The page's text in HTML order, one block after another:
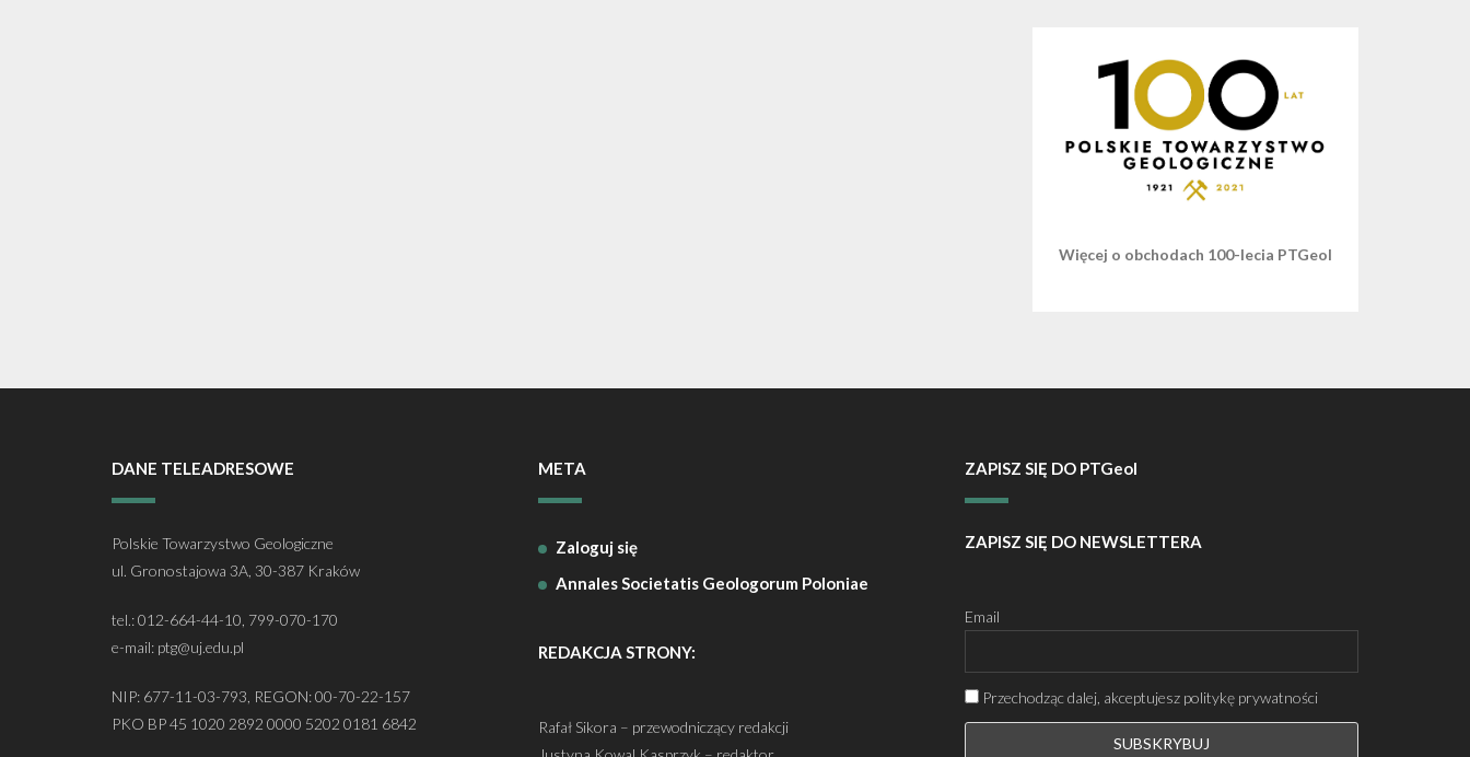
Więcej o obchodach 100-lecia PTGeol
DANE TELEADRESOWE
Polskie Towarzystwo Geologiczne
ul. Gronostajowa 3A, 30-387 Kraków
tel.: 012-664-44-10, 799-070-170
e-mail: ptg@uj.edu.pl
NIP: 677-11-03-793, REGON: 00-70-22-157
PKO BP 45 1020 2892 0000 5202 0181 6842
META
Zaloguj się
Annales Societatis Geologorum Poloniae
REDAKCJA STRONY:
Rafał Sikora – przewodniczący redakcji
ZAPISZ SIĘ DO PTGeol
ZAPISZ SIĘ DO NEWSLETTERA
Email
Przechodząc dalej, akceptujesz politykę prywatności